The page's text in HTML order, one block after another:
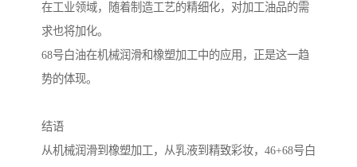
在工业领域，随着制造工艺的精细化，对加工油品的需
求也将加化。
68号白油在机械润滑和橡塑加工中的应用，正是这一趋
势的体现。
结语
从机械润滑到橡塑加工，从乳液到精致彩妆，46+68号白